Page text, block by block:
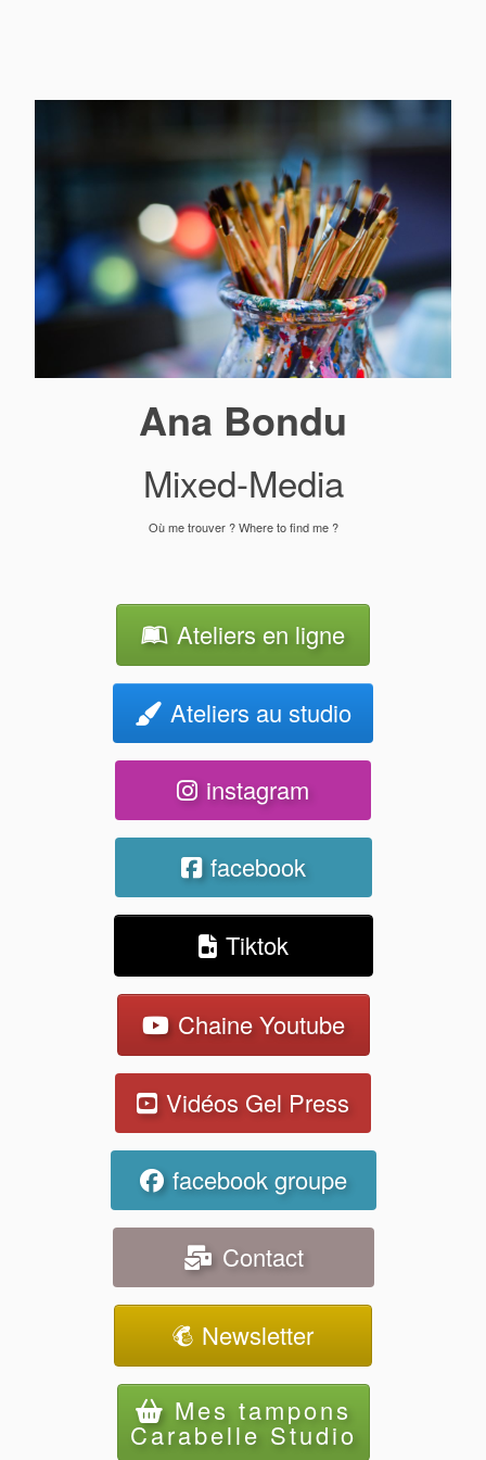
Ana Bondu
Mixed-Media
Où me trouver ? Where to find me ?
Ateliers en ligne
Ateliers au studio
instagram
facebook
Tiktok
Chaine Youtube
Vidéos Gel Press
facebook groupe
Contact
Newsletter
Mes tampons
Carabelle Studio